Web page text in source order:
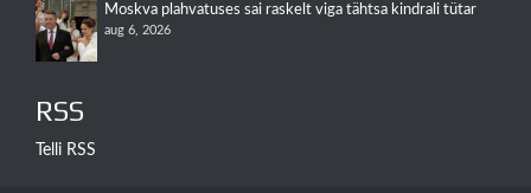
Moskva plahvatuses sai raskelt viga tähtsa kindrali tütar
aug 6, 2026
RSS
Telli RSS